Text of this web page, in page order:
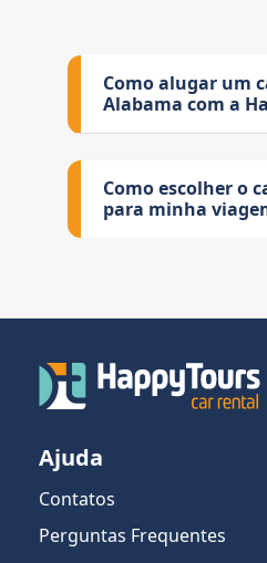
Como alugar um
Alabama com a
Como escolher o
para minha
Ajuda
Contatos
Perguntas Frequentes